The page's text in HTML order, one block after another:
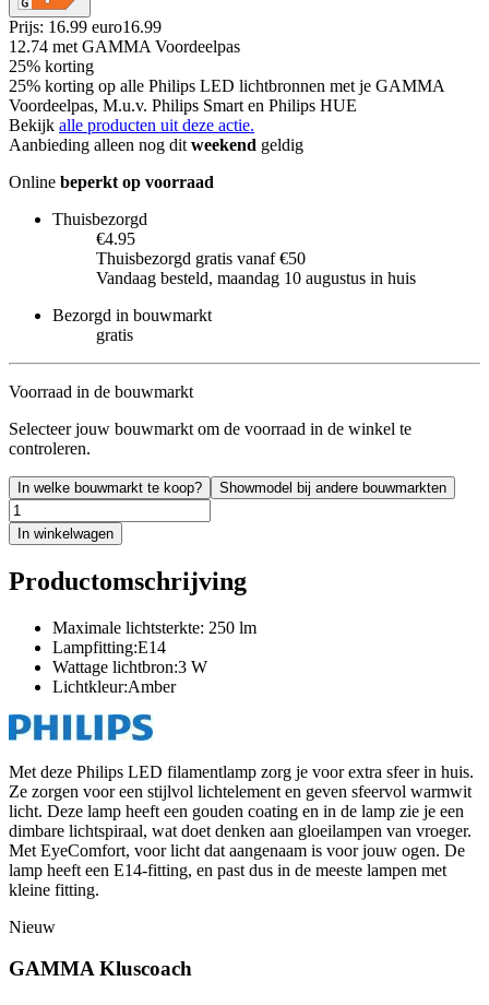
Prijs: 16.99 euro16.99
12.74 met GAMMA Voordeelpas
25% korting
25% korting op alle Philips LED lichtbronnen met je GAMMA
Voordeelpas, M.u.v. Philips Smart en Philips HUE
Bekijk alle producten uit deze actie.
Aanbieding alleen nog dit weekend geldig
Online beperkt op voorraad
Thuisbezorgd
€4.95
Thuisbezorgd gratis vanaf €50
Vandaag besteld, maandag 10 augustus in huis
Bezorgd in bouwmarkt
gratis
Voorraad in de bouwmarkt
Selecteer jouw bouwmarkt om de voorraad in de winkel te
controleren.
In welke bouwmarkt te koop? Showmodel bij andere bouwmarkten
In winkelwagen
Productomschrijving
Maximale lichtsterkte: 250 lm
Lampfitting:E14
Wattage lichtbron:3 W
Lichtkleur:Amber
Met deze Philips LED filamentlamp zorg je voor extra sfeer in huis.
Ze zorgen voor een stijlvol lichtelement en geven sfeervol warmwit
licht. Deze lamp heeft een gouden coating en in de lamp zie je een
dimbare lichtspiraal, wat doet denken aan gloeilampen van vroeger.
Met EyeComfort, voor licht dat aangenaam is voor jouw ogen. De
lamp heeft een E14-fitting, en past dus in de meeste lampen met
kleine fitting.
Nieuw
GAMMA Kluscoach